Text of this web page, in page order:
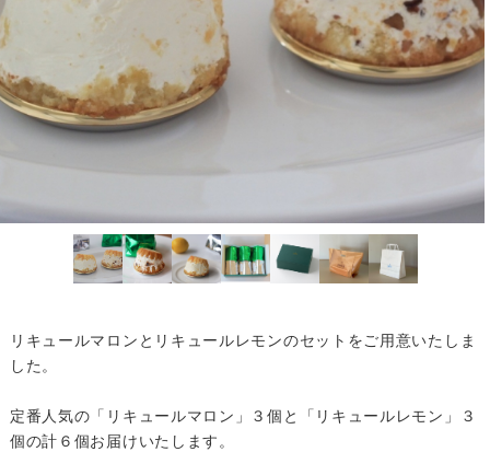
リキュールマロンとリキュールレモンのセットをご用意いたしま
した。
定番人気の「リキュールマロン」３個と「リキュールレモン」３
個の計６個お届けいたします。